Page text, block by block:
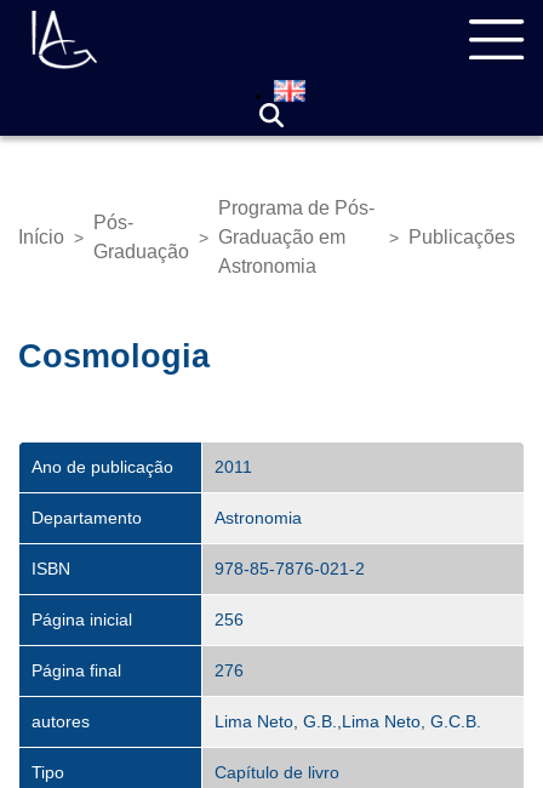
Pular
para
Trilha
Início >
Pós-
Graduação
>
Programa de Pós-
Graduação em
Astronomia
> Publicações
Cosmologia
Ano de publicação 2011
Departamento Astronomia
ISBN 978-85-7876-021-2
Página inicial 256
Página final 276
autores Lima Neto, G.B.,Lima Neto, G.C.B.
Tipo Capítulo de livro